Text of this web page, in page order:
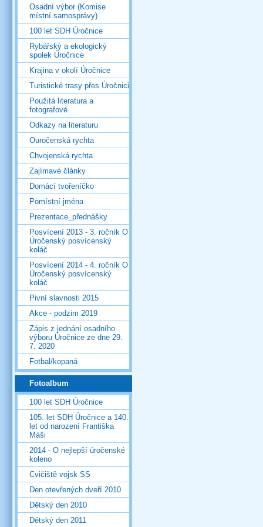
Osadní výbor (Komise
místní samosprávy)
100 let SDH Úročnice
Rybářský a ekologický
spolek Úročnice
Krajina v okolí Úročnice
Turistické trasy přes Úročnici
Použitá literatura a
fotografové
Odkazy na literaturu
Ouročenská rychta
Chvojenská rychta
Zajímavé články
Domácí tvořeníčko
Pomístní jména
Prezentace_přednášky
Posvícení 2013 - 3. ročník O
Úročenský posvícenský
koláč
Posvícení 2014 - 4. ročník O
Úročenský posvícenský
koláč
Pivní slavnosti 2015
Akce - podzim 2019
Zápis z jednání osadního
výboru Úročnice ze dne 29.
7. 2020
Fotbal/kopaná
Fotoalbum
100 let SDH Úročnice
105. let SDH Úročnice a 140.
let od narození Františka
Máši
2014 - O nejlepší úročenské
koleno
Cvičiště vojsk SS
Den otevřených dveří 2010
Dětský den 2010
Dětský den 2011